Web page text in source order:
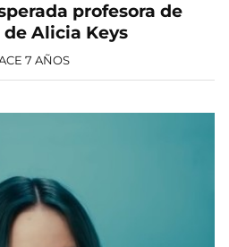
profesora de
Alicia Keys
7 AÑOS